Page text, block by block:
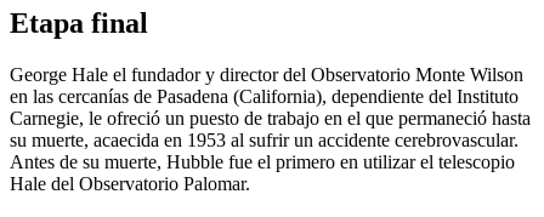
Etapa final
George Hale el fundador y director del Observatorio Monte Wilson
en las cercanías de Pasadena (California), dependiente del Instituto
Carnegie, le ofreció un puesto de trabajo en el que permaneció hasta
su muerte, acaecida en 1953 al sufrir un accidente cerebrovascular.
Antes de su muerte, Hubble fue el primero en utilizar el telescopio
Hale del Observatorio Palomar.